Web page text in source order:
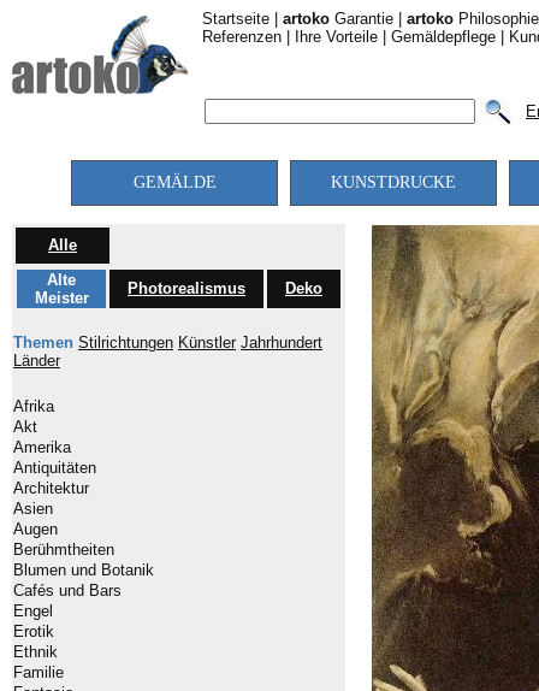
Startseite artoko Garantie artoko Philosophie
Referenzen
Ihre Vorteile Gemäldepflege
GEMÄLDE KUNSTDRUCKE
Alle
Alte
Meister
Photorealismus Deko
Themen Stilrichtungen Künstler Jahrhundert
Länder
Afrika
Akt
Amerika
Antiquitäten
Architektur
Asien
Augen
Berühmtheiten
Blumen und Botanik
Cafés und Bars
Engel
Erotik
Ethnik
Familie